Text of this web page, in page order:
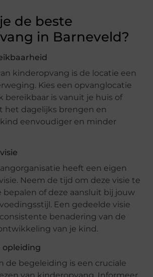
de beste
in Barneveld?
kinderopvang is de locatie een
Kies een opvanglocatie
bereikbaar is vanuit je huis of
het dagelijks brengen en
eenvoudiger en minder
heeft een eigen
Neem de tijd om deze visie te
bepalen of deze aansluit bij jouw
Een gedeelde visie
benadering van de
van je kind.
opleiding
de begeleiding is een cruciale